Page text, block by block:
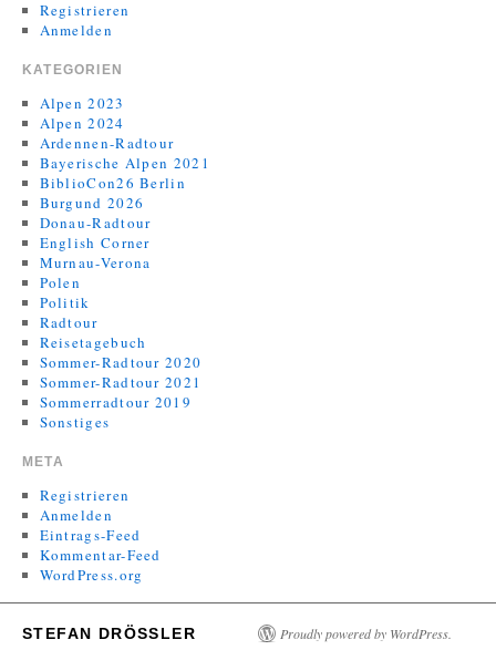
Registrieren
Anmelden
KATEGORIEN
Alpen 2023
Alpen 2024
Ardennen-Radtour
Bayerische Alpen 2021
BiblioCon26 Berlin
Burgund 2026
Donau-Radtour
English Corner
Murnau-Verona
Polen
Politik
Radtour
Reisetagebuch
Sommer-Radtour 2020
Sommer-Radtour 2021
Sommerradtour 2019
Sonstiges
META
Registrieren
Anmelden
Eintrags-Feed
Kommentar-Feed
WordPress.org
STEFAN DRÖSSLER Proudly powered by WordPress.